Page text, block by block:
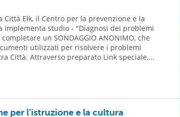
Ełk, il Centro per la prevenzione e la
implementa studio - "Diagnosi dei problemi
un SONDAGGIO ANONIMO, che
utilizzati per risolvere i problemi
Città. Attraverso preparato Link speciale,...
per l'istruzione e la cultura